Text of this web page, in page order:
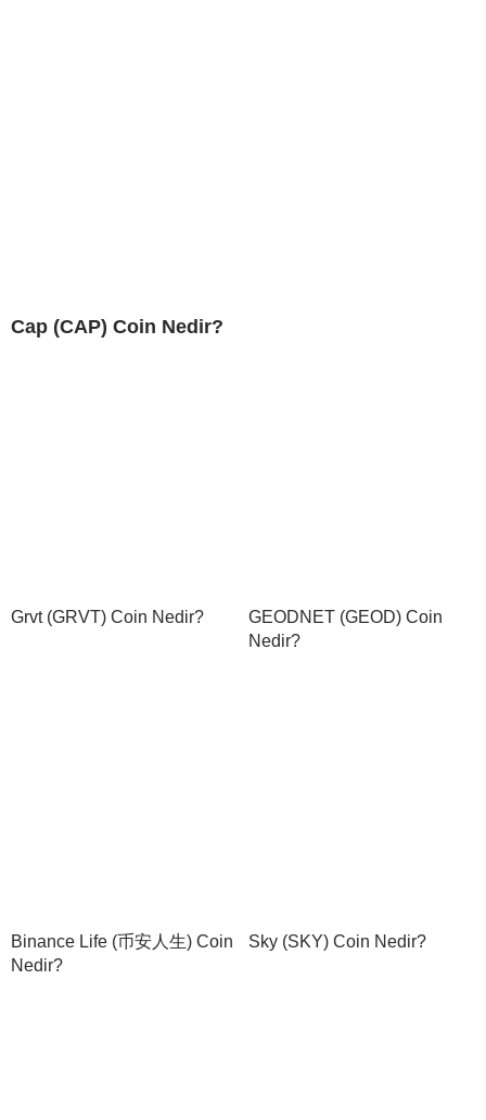
Cap (CAP) Coin Nedir?
Grvt (GRVT) Coin Nedir?
GEODNET (GEOD) Coin
Nedir?
Binance Life (币安人生) Coin
Nedir?
Sky (SKY) Coin Nedir?